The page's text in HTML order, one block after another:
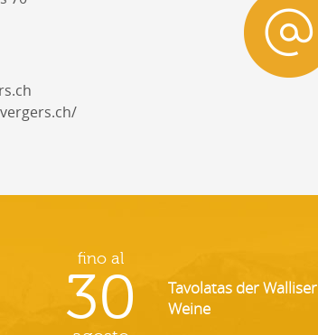
fino al
30
Tavolatas der Walliser
Weine